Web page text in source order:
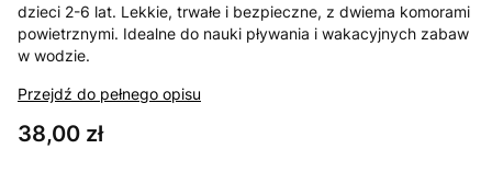
dzieci 2-6 lat. Lekkie, trwałe i bezpieczne, z dwiema komorami
powietrznymi. Idealne do nauki pływania i wakacyjnych zabaw
w wodzie.
Przejdź do pełnego opisu
Cena
38,00 zł